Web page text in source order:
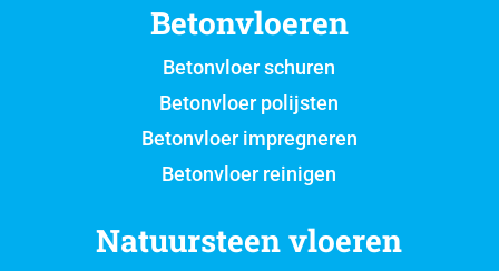
Betonvloeren
Betonvloer schuren
Betonvloer polijsten
Betonvloer impregneren
Betonvloer reinigen
Natuursteen vloeren